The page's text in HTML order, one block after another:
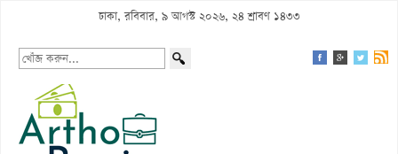
ঢাকা, রবিবার, ৯ আগস্ট ২০২৬, ২৪ শ্রাবণ ১৪৩৩